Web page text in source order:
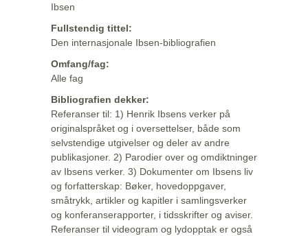
Ibsen
Fullstendig tittel:
Den internasjonale Ibsen-bibliografien
Omfang/fag:
Alle fag
Bibliografien dekker:
Referanser til: 1) Henrik Ibsens verker på
originalspråket og i oversettelser, både som
selvstendige utgivelser og deler av andre
publikasjoner. 2) Parodier over og omdiktninger
av Ibsens verker. 3) Dokumenter om Ibsens liv
og forfatterskap: Bøker, hovedoppgaver,
småtrykk, artikler og kapitler i samlingsverker
og konferanserapporter, i tidsskrifter og aviser.
Referanser til videogram og lydopptak er også